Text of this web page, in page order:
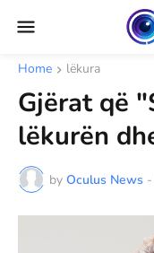
Home lëkura
Gjërat që
lëkurën
by Oculus News -